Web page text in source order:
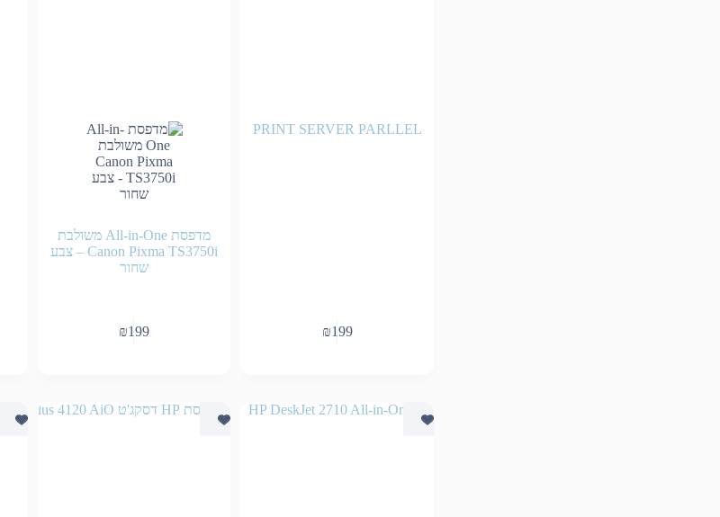
PRINT SERVER PARLLEL
₪199
מדפסת All-in-One משולבת
Canon Pixma TS3750i – צבע
שחור
₪199